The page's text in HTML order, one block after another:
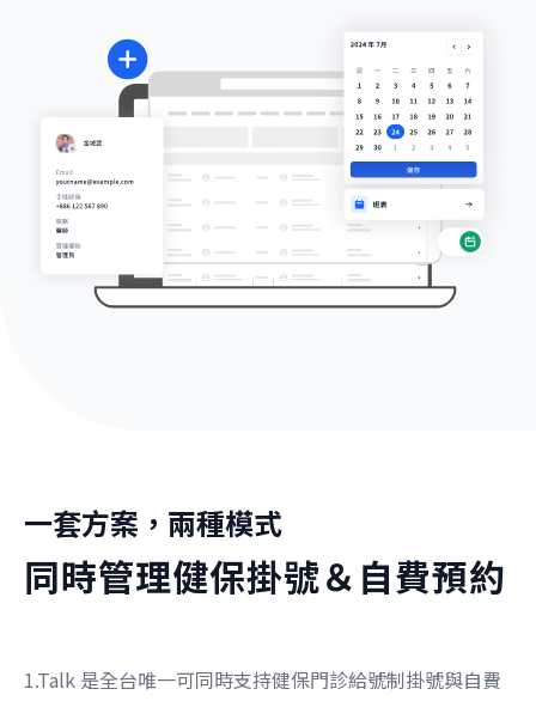
一套方案，兩種模式
同時管理健保掛號＆自費預約
1.Talk 是全台唯一可同時支持健保門診給號制掛號與自費